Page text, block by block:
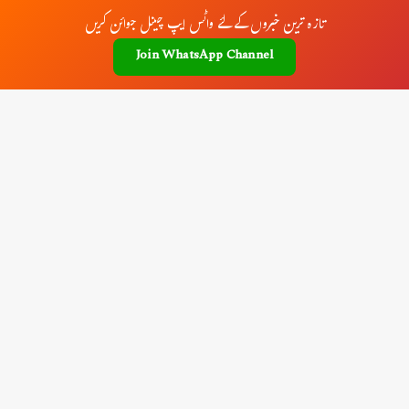
تازہ ترین خبروں کے لئے واٹس ایپ چینل جوائن کریں
Join WhatsApp Channel